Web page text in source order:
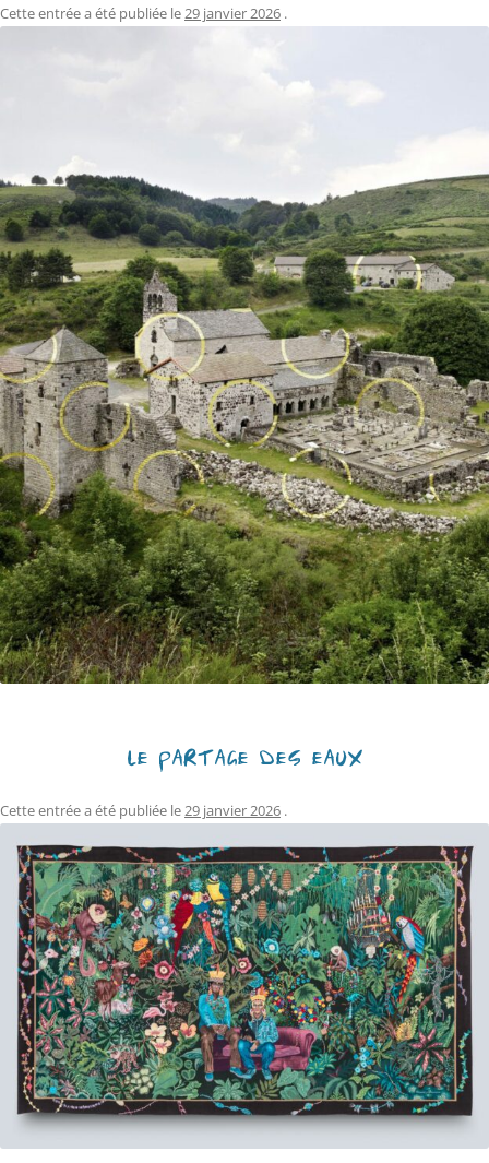
Cette entrée a été publiée le29 janvier 2026 .
LE PARTAGE DES EAUX
Cette entrée a été publiée le29 janvier 2026 .